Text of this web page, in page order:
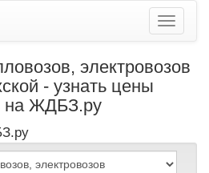
электровозов
- узнать цены
на ЖДБЗ.ру